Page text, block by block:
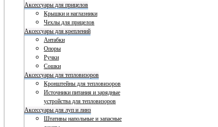
Аксессуары для прицелов
Крышки и наглазники
Чехлы для прицелов
Аксессуары для креплений
Антабки
Опоры
Ручки
Сошки
Аксессуары для тепловизоров
Кронштейны для тепловизоров
Источники питания и зарядные
устройства для тепловизоров
Аксессуары для луп и линз
Штативы напольные и запасные